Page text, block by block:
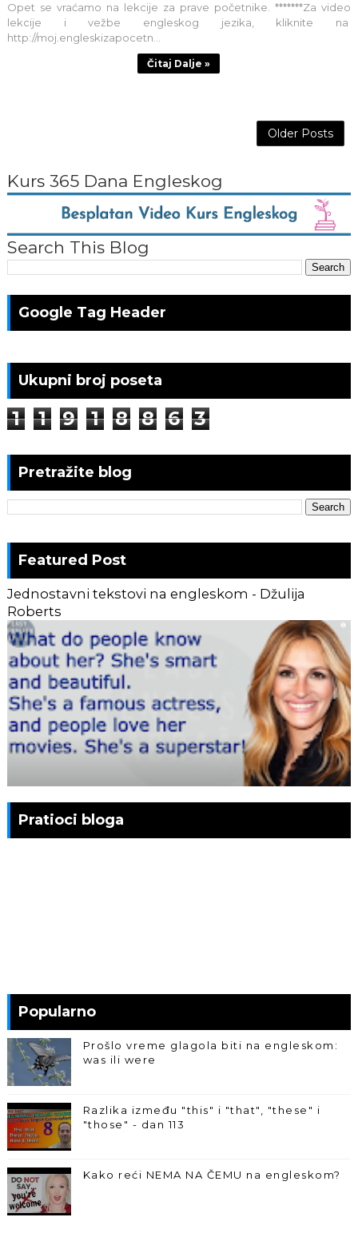
Opet se vraćamo na lekcije za prave početnike. *******Za video
lekcije i vežbe engleskog jezika, kliknite na
http://moj.engleskizapocetn...
Čitaj Dalje »
Older Posts
Kurs 365 Dana Engleskog
Search This Blog
Google Tag Header
Ukupni broj poseta
1 1 9 1 8 8 6 3
Pretražite blog
Featured Post
Jednostavni tekstovi na engleskom - Džulija
Roberts
Pratioci bloga
Popularno
Prošlo vreme glagola biti na engleskom:
was ili were
Razlika između "this" i "that", "these" i
"those" - dan 113
Kako reći NEMA NA ČEMU na engleskom?